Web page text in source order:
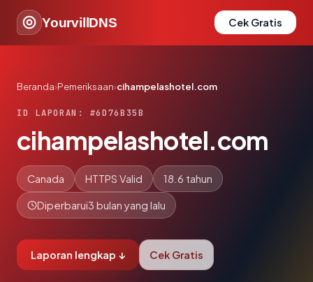
YourvillDNS Cek Gratis
Beranda›Pemeriksaan›cihampelashotel.com
ID LAPORAN: #6D76B35B
cihampelashotel.com
Canada HTTPS Valid 18.6 tahun
Diperbarui3 bulan yang lalu
Laporan lengkap ↓ Cek Gratis